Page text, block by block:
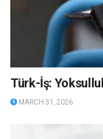
Türk-İş:
MARCH 31, 2026